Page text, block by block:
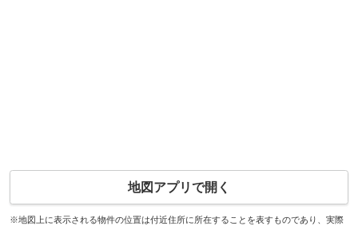
地図アプリで開く
※地図上に表示される物件の位置は付近住所に所在することを表すものであり、実際